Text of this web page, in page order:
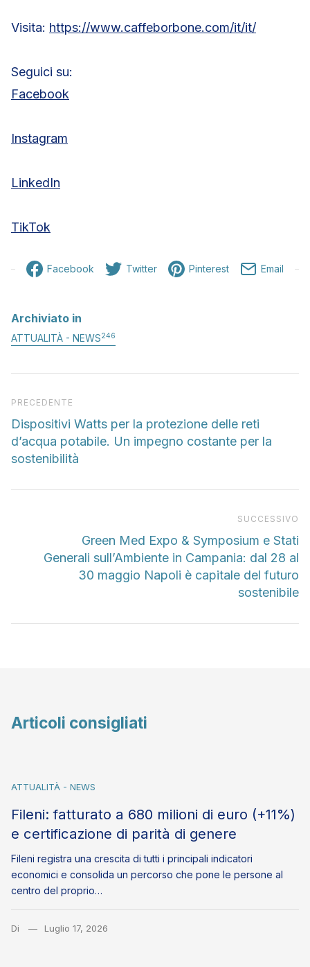
Visita: https://www.caffeborbone.com/it/it/
Seguici su:
Facebook
Instagram
LinkedIn
TikTok
Facebook Twitter Pinterest Email
Archiviato in
ATTUALITÀ - NEWS246
Articolo precedente
PRECEDENTE
Dispositivi Watts per la protezione delle reti
d’acqua potabile. Un impegno costante per la
sostenibilità
SUCCESSIVO
Green Med Expo & Symposium e Stati
Generali sull’Ambiente in Campania: dal 28 al
30 maggio Napoli è capitale del futuro
sostenibile
Articoli consigliati
ATTUALITÀ - NEWS
Fileni: fatturato a 680 milioni di euro (+11%)
e certificazione di parità di genere
Fileni registra una crescita di tutti i principali indicatori
economici e consolida un percorso che pone le persone al
centro del proprio…
Di Luglio 17, 2026